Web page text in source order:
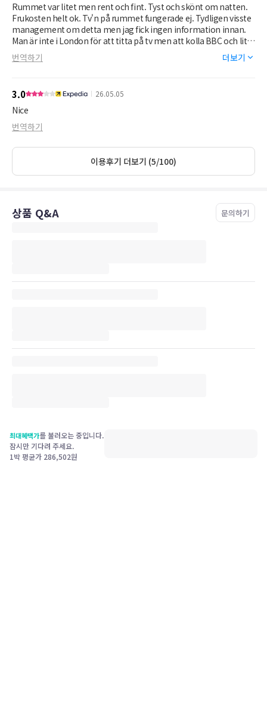
Rummet var litet men rent och fint. Tyst och skönt om natten.
Frukosten helt ok. Tv'n på rummet fungerade ej. Tydligen visste
management om detta men jag fick ingen information innan.
Man är inte i London för att titta på tv men att kolla BBC och lite
news är alltid trevligt. Det var tråkigt. Ingen ansats av
personalen att lösa problemet när jag påkallade detta.
번역하기 더보기
3.0 26.05.05
Nice
번역하기
이용후기 더보기 (5/100)
상품 Q&A 문의하기
최대혜택가를 불러오는 중입니다.
잠시만 기다려 주세요.
1박 평균가 286,502원